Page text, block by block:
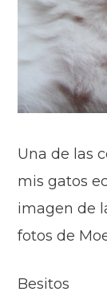
Una de las
mis gatos
imagen de
fotos de
Besitos